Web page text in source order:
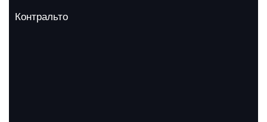
Контральто